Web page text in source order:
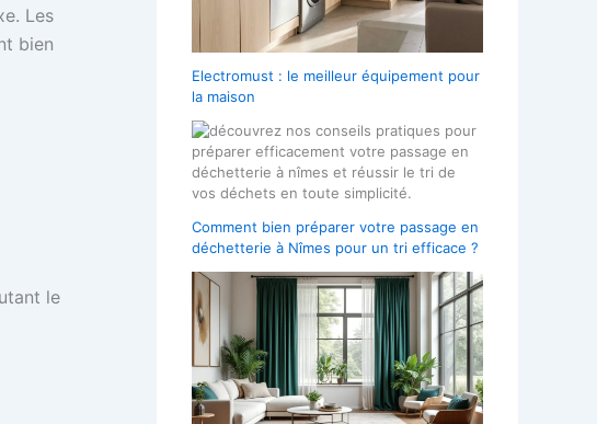
Les
bien
le
Electromust : le meilleur équipement pour
la maison
Comment bien préparer votre passage en
déchetterie à Nîmes pour un tri efficace ?